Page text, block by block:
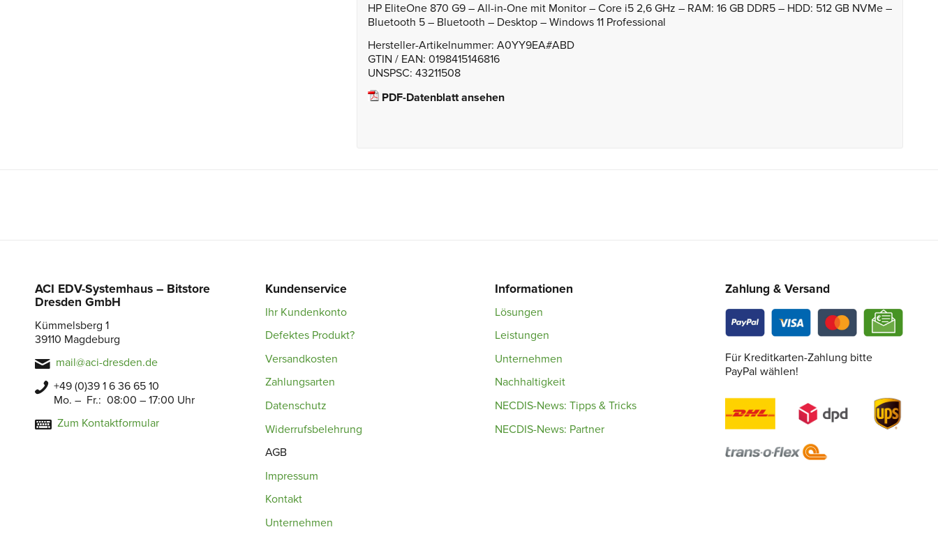
HP EliteOne 870 G9 – All-in-One mit Monitor – Core i5 2,6 GHz – RAM: 16 GB DDR5 – HDD: 512 GB NVMe –
Bluetooth 5 – Bluetooth – Desktop – Windows 11 Professional
Hersteller-Artikelnummer: A0YY9EA#ABD
GTIN / EAN: 0198415146816
UNSPSC: 43211508
PDF-Datenblatt ansehen
ACI EDV-Systemhaus – Bitstore
Dresden GmbH
Kümmelsberg 1
39110 Magdeburg
mail@aci-dresden.de
+49 (0)39 1 6 36 65 10
Mo. – Fr.: 08:00 – 17:00 Uhr
Zum Kontaktformular
Kundenservice
Ihr Kundenkonto
Defektes Produkt?
Versandkosten
Zahlungsarten
Datenschutz
Widerrufsbelehrung
AGB
Impressum
Kontakt
Unternehmen
Informationen
Lösungen
Leistungen
Unternehmen
Nachhaltigkeit
NECDIS-News: Tipps & Tricks
NECDIS-News: Partner
Zahlung & Versand
Für Kreditkarten-Zahlung bitte
PayPal wählen!